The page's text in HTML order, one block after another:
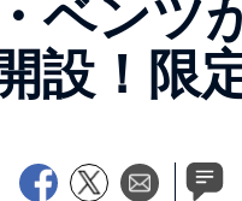
ベンツ
設！限